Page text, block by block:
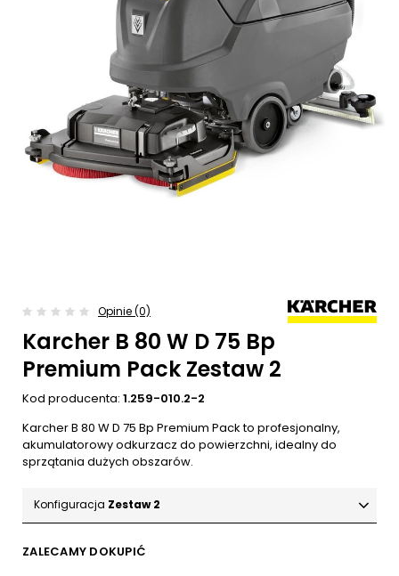
Opinie (0)
Karcher B 80 W D 75 Bp
Premium Pack Zestaw 2
Kod producenta: 1.259-010.2-2
Karcher B 80 W D 75 Bp Premium Pack to profesjonalny,
akumulatorowy odkurzacz do powierzchni, idealny do
sprzątania dużych obszarów.
Konfiguracja Zestaw 2
ZALECAMY DOKUPIĆ